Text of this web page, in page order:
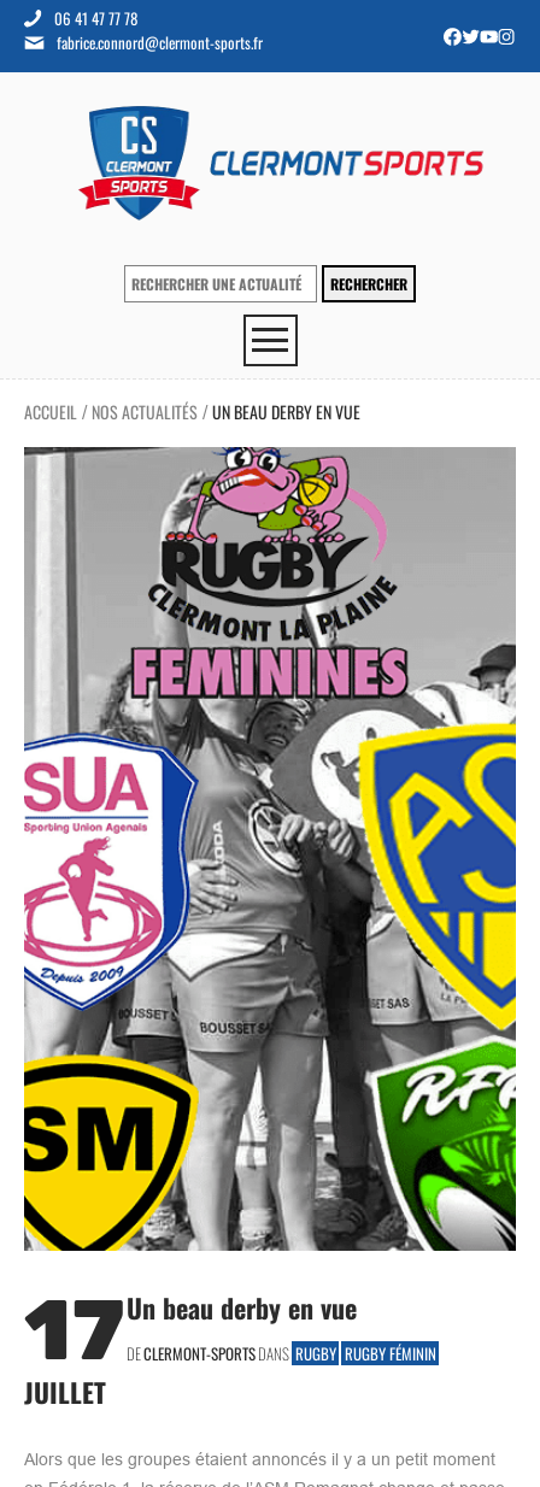
06 41 47 77 78
fabrice.connord@clermont-sports.fr
ACCUEIL / NOS ACTUALITÉS /UN BEAU DERBY EN VUE
17
JUILLET
Un beau derby en vue
DECLERMONT-SPORTSDANS RUGBY RUGBY FÉMININ
Alors que les groupes étaient annoncés il y a un petit moment